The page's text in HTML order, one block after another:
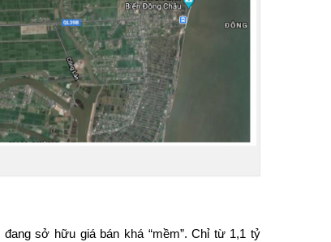
đang sở hữu giá bán khá “mềm”. Chỉ từ 1,1 tỷ